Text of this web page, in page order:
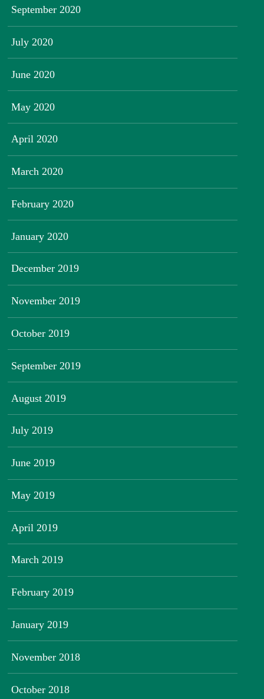
September 2020
July 2020
June 2020
May 2020
April 2020
March 2020
February 2020
January 2020
December 2019
November 2019
October 2019
September 2019
August 2019
July 2019
June 2019
May 2019
April 2019
March 2019
February 2019
January 2019
November 2018
October 2018